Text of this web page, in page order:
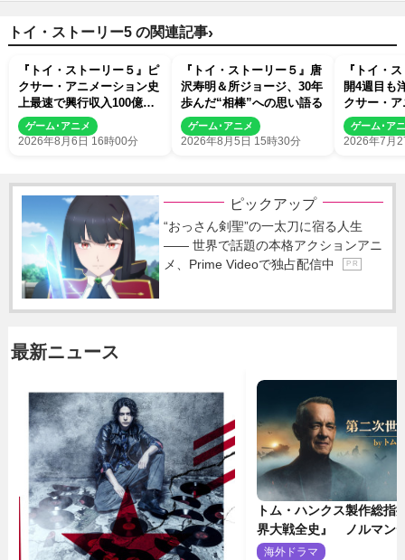
トイ・ストーリー5 の関連記事›
『トイ・ストーリー５』ピ
クサー・アニメーション史
上最速で興行収入100億円
突破 シリーズNo.1興収が
目前
ゲーム･アニメ
2026年8月6日 16時00分
『トイ・ストーリー５』唐
沢寿明＆所ジョージ、30年
歩んだ“相棒”への思い語る
ゲーム･アニメ
2026年8月5日 15時30分
『トイ・
開4週目も
クサー・
品史上最
ゲーム･ア
2026年7月
ピックアップ
“おっさん剣聖”の一太刀に宿る人生
―― 世界で話題の本格アクションアニ
メ、Prime Videoで独占配信中
P R
最新ニュース
トム・ハンクス製作総指
界大戦全史』 ノルマン
壮絶な戦場を収めた特別
海外ドラマ